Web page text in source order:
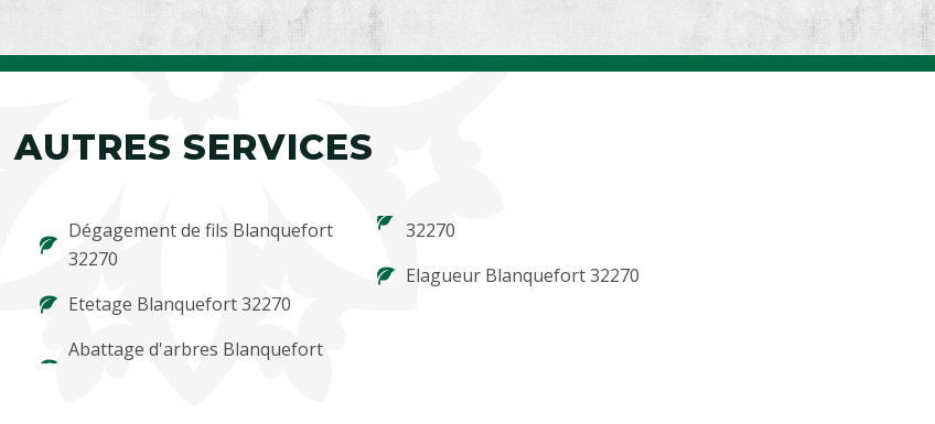
AUTRES SERVICES
Dégagement de fils Blanquefort
32270
Etetage Blanquefort 32270
Abattage d'arbres Blanquefort
32270
Elagueur Blanquefort 32270